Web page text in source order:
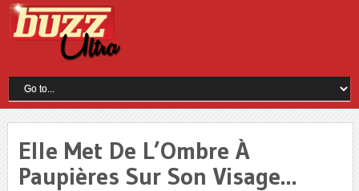
Elle Met De L’Ombre À
Paupières Sur Son Visage…